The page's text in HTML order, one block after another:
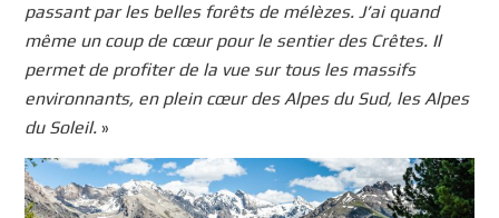
passant par les belles forêts de mélèzes. J’ai quand
même un coup de cœur pour le sentier des Crêtes. Il
permet de profiter de la vue sur tous les massifs
environnants, en plein cœur des Alpes du Sud, les Alpes
du Soleil. »